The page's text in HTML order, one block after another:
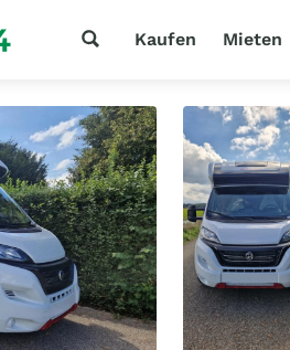
Kaufen Mieten